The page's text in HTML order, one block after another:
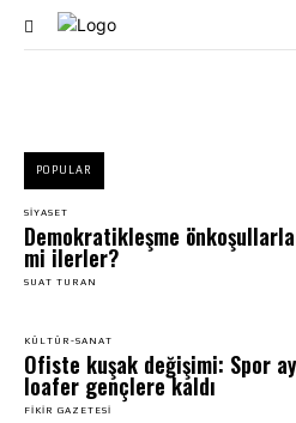
POPULAR
SIYASET
Demokratikleşme
mi ilerler?
SUAT TURAN
KÜLTÜR-SANAT
Ofiste kuşak değişimi: Spor
loafer gençlere kaldı
FIKIR GAZETESI